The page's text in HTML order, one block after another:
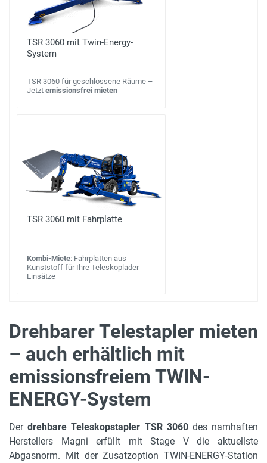
TSR 3060 mit Twin-Energy-
System
TSR 3060 für geschlossene Räume –
Jetzt emissionsfrei mieten
TSR 3060 mit Fahrplatte
Kombi-Miete: Fahrplatten aus
Kunststoff für Ihre Teleskoplader-
Einsätze
Radstand
Gerätehöhe in m
3.15 m
Gerätebreite in m
2.56 m
Produktvorstellung
Drehbarer Telestapler mieten
– auch erhältlich mit
emissionsfreiem TWIN-
ENERGY-System
Derdrehbare Teleskopstapler TSR 3060des namhaften
Herstellers Magni erfüllt mit Stage V die aktuellste
Abgasnorm. Mit der Zusatzoption TWIN-ENERGY-Station